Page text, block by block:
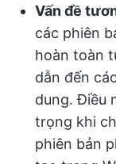
Vấn đề
các phiên
hoàn toàn
dẫn đến
dung. Điều
trọng khi
phiên bản